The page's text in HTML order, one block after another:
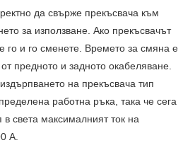
да свърже прекъсвача към
за използване. Ако прекъсвачът
го и го сменете. Времето за смяна е
предното и задното окабеляване.
на прекъсвача тип
работна ръка, така че сега
в света максималният ток на
A.